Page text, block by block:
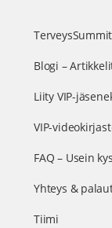
Blogi –
Liity VIP-
VIP-
FAQ – Usein
Yhteys &
Tiimi